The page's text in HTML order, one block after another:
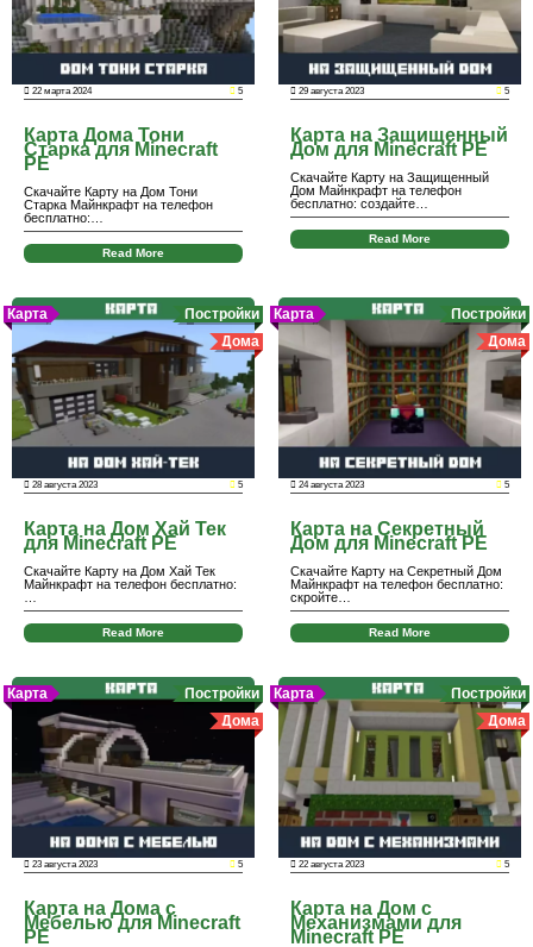
22 марта 2024 5
Карта Дома Тони
Старка для Minecraft
PE
Скачайте Карту на Дом Тони
Старка Майнкрафт на телефон
бесплатно:…
Read More
29 августа 2023 5
Карта на Защищенный
Дом для Minecraft PE
Скачайте Карту на Защищенный
Дом Майнкрафт на телефон
бесплатно: создайте…
Read More
Карта
Постройки
Дома
28 августа 2023 5
Карта на Дом Хай Тек
для Minecraft PE
Скачайте Карту на Дом Хай Тек
Майнкрафт на телефон бесплатно:
Read More
Карта
Постройки
Дома
24 августа 2023 5
Карта на Секретный
Дом для Minecraft PE
Скачайте Карту на Секретный Дом
Майнкрафт на телефон бесплатно:
скройте…
Read More
Карта
Постройки
Дома
23 августа 2023 5
Карта на Дома с
Мебелью для Minecraft
PE
Карта
Постройки
Дома
22 августа 2023 5
Карта на Дом с
Механизмами для
Minecraft PE